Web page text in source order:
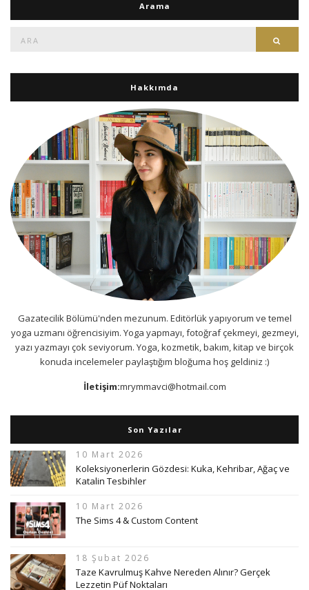
Arama
Hakkımda
Gazatecilik Bölümü'nden mezunum. Editörlük yapıyorum ve temel
yoga uzmanı öğrencisiyim. Yoga yapmayı, fotoğraf çekmeyi, gezmeyi,
yazı yazmayı çok seviyorum. Yoga, kozmetik, bakım, kitap ve birçok
konuda incelemeler paylaştığım bloğuma hoş geldiniz :)
İletişim:mrymmavci@hotmail.com
Son Yazılar
10 Mart 2026
Koleksiyonerlerin Gözdesi: Kuka, Kehribar, Ağaç ve
Katalin Tesbihler
10 Mart 2026
The Sims 4 & Custom Content
18 Şubat 2026
Taze Kavrulmuş Kahve Nereden Alınır? Gerçek
Lezzetin Püf Noktaları